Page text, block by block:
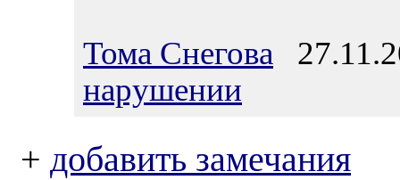
Тома Снегова
нарушении
+ добавить замечания